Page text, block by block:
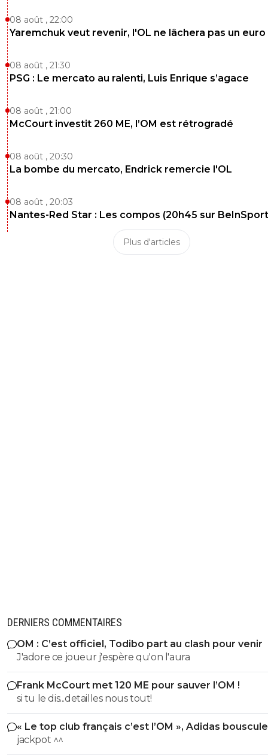
08 août , 22:00
Yaremchuk veut revenir, l'OL ne lâchera pas un euro
08 août , 21:30
PSG : Le mercato au ralenti, Luis Enrique s’agace
08 août , 21:00
McCourt investit 260 ME, l’OM est rétrogradé
08 août , 20:30
La bombe du mercato, Endrick remercie l'OL
08 août , 20:03
Nantes-Red Star : Les compos (20h45 sur
Plus d'articles
DERNIERS COMMENTAIRES
OM : C’est officiel, Todibo part au clash pour venir
J'adore ce joueur j'espère qu'on l'aura
Frank McCourt met 120 ME pour sauver l’OM !
si tu le dis...detailles nous tout!
« Le top club français c’est l’OM », Adidas
PSG
jackpot ^^